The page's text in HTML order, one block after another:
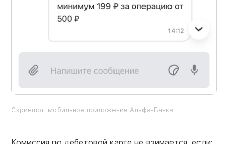
Скриншот: мобильное приложение Альфа-Банка